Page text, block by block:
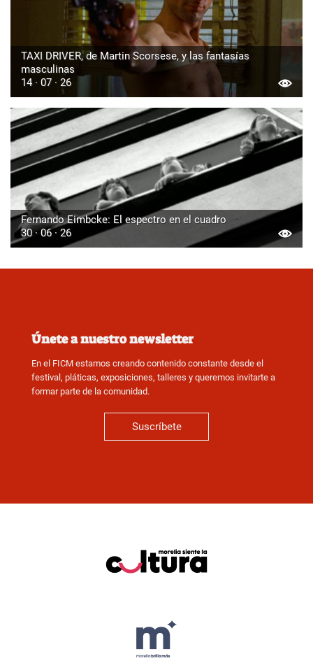
TAXI DRIVER, de Martin Scorsese, y las fantasías
masculinas
14 · 07 · 26
Fernando Eimbcke: El espectro en el cuadro
30 · 06 · 26
Únete a nuestro newsletter
En el FICM estamos creando contenido constante desde el
festival, pláticas, exposiciones, talleres y queremos invitarte a
formar parte de la comunidad.
Suscríbete